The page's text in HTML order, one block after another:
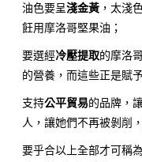
油色要呈淺金黃 ，太淺
飪用摩洛哥堅果油；
要選經冷壓提取的摩洛
的營養，而這些正是賦
支持公平貿易的品牌，
人，讓她們不再被剝削
要乎合以上全部才可稱